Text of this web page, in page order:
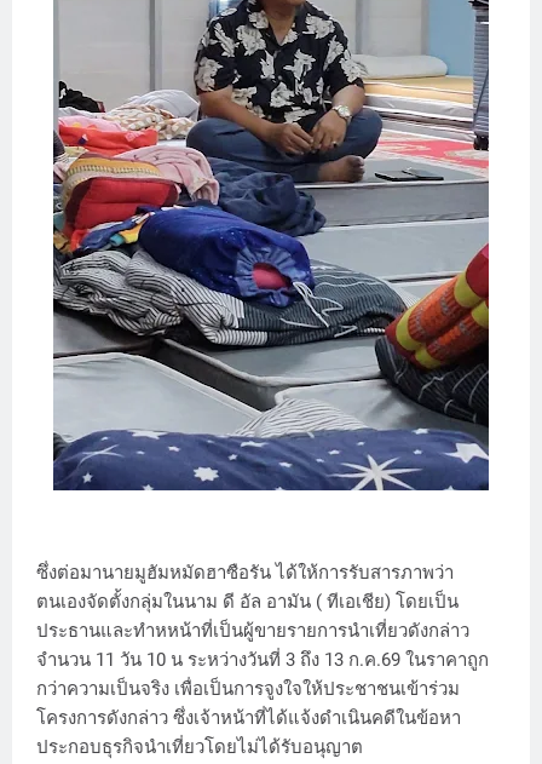
ซึ่งต่อมานายมูฮัมหมัดฮาซือรัน ได้ให้การรับสารภาพว่า
ตนเองจัดตั้งกลุ่มในนาม ดี อัล อามัน ( ทีเอเชีย) โดยเป็น
ประธานและทำหหน้าที่เป็นผู้ขายรายการนำเที่ยวดังกล่าว
จำนวน 11 วัน 10 น ระหว่างวันที่ 3 ถึง 13 ก.ค.69 ในราคาถูก
กว่าความเป็นจริง เพื่อเป็นการจูงใจให้ประชาชนเข้าร่วม
โครงการดังกล่าว ซึ่งเจ้าหน้าที่ได้แจ้งดำเนินคดีในข้อหา
ประกอบธุรกิจนำเที่ยวโดยไม่ได้รับอนุญาต